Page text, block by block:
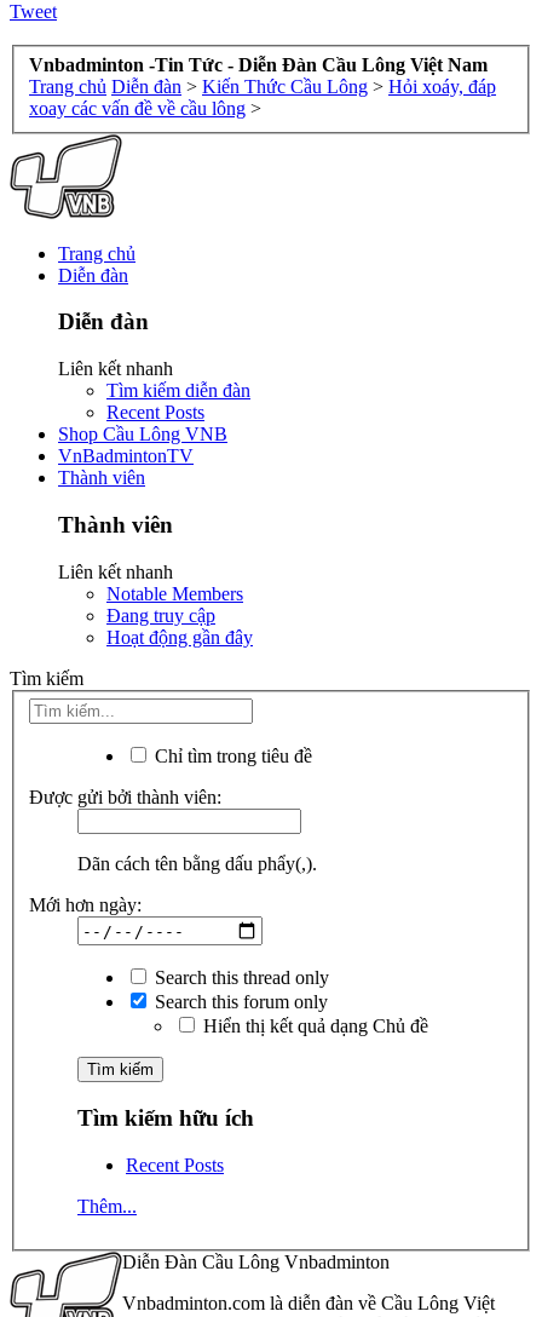
Tweet
Vnbadminton -Tin Tức - Diễn Đàn Cầu Lông Việt Nam
Trang chủ Diễn đàn > Kiến Thức Cầu Lông > Hỏi xoáy, đáp
xoay các vấn đề về cầu lông >
Trang chủ
Diễn đàn
Diễn đàn
Liên kết nhanh
Tìm kiếm diễn đàn
Recent Posts
Shop Cầu Lông VNB
VnBadmintonTV
Thành viên
Thành viên
Liên kết nhanh
Notable Members
Đang truy cập
Hoạt động gần đây
Tìm kiếm
Chỉ tìm trong tiêu đề
Được gửi bởi thành viên:
Dãn cách tên bằng dấu phẩy(,).
Mới hơn ngày:
Search this thread only
Search this forum only
Hiển thị kết quả dạng Chủ đề
Tìm kiếm hữu ích
Recent Posts
Thêm...
Diễn Đàn Cầu Lông Vnbadminton
Vnbadminton.com là diễn đàn về Cầu Lông Việt